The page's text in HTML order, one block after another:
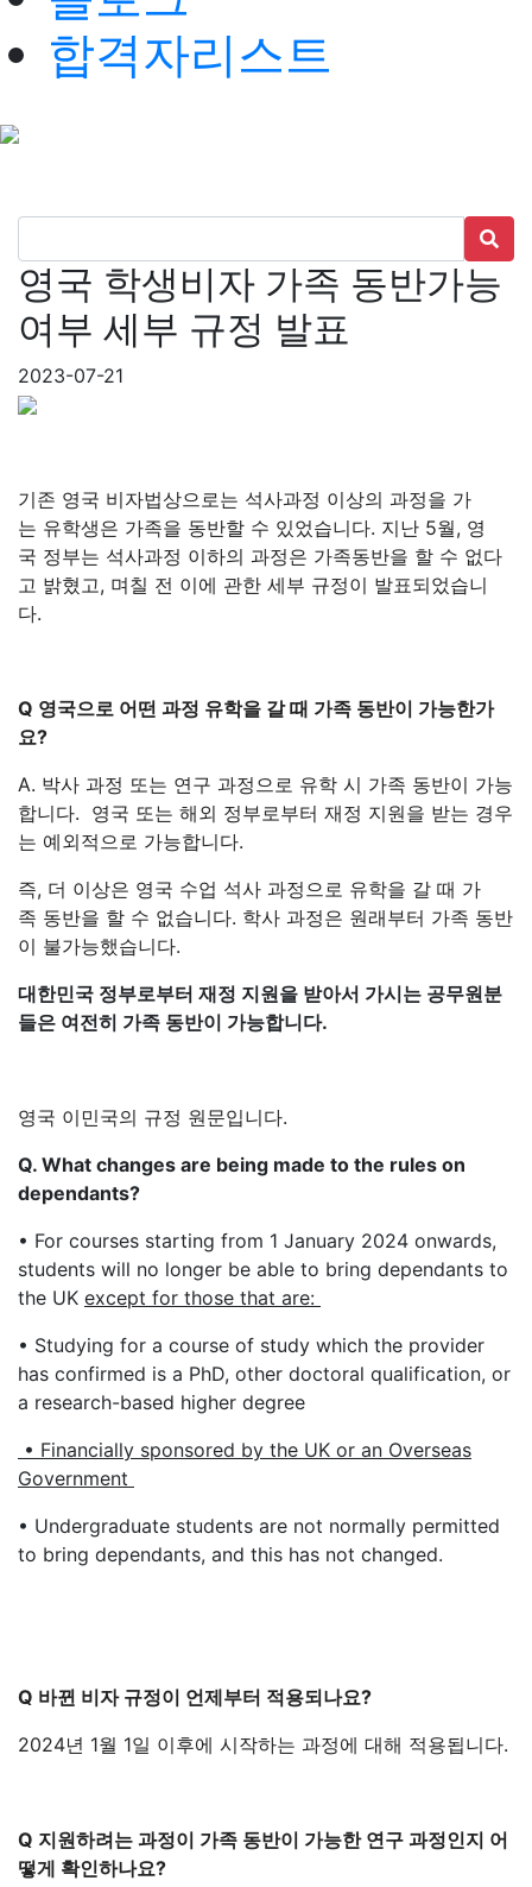
합격자리스트
영국 학생비자 가족 동반가능
여부 세부 규정 발표
2023-07-21
기존 영국 비자법상으로는 석사과정 이상의 과정을 가
는 유학생은 가족을 동반할 수 있었습니다. 지난 5월, 영
국 정부는 석사과정 이하의 과정은 가족동반을 할 수 없다
고 밝혔고, 며칠 전 이에 관한 세부 규정이 발표되었습니
다.
Q 영국으로 어떤 과정 유학을 갈 때 가족 동반이 가능한가
요?
A. 박사 과정 또는 연구 과정으로 유학 시 가족 동반이 가능
합니다. 영국 또는 해외 정부로부터 재정 지원을 받는 경우
는 예외적으로 가능합니다.
즉, 더 이상은 영국 수업 석사 과정으로 유학을 갈 때 가
족 동반을 할 수 없습니다. 학사 과정은 원래부터 가족 동반
이 불가능했습니다.
대한민국 정부로부터 재정 지원을 받아서 가시는 공무원분
들은 여전히 가족 동반이 가능합니다.
영국 이민국의 규정 원문입니다.
Q. What changes are being made to the rules on
dependants?
• For courses starting from 1 January 2024 onwards,
students will no longer be able to bring dependants to
the UK except for those that are:
• Studying for a course of study which the provider
has confirmed is a PhD, other doctoral qualification, or
a research-based higher degree
• Financially sponsored by the UK or an Overseas
Government
• Undergraduate students are not normally permitted
to bring dependants, and this has not changed.
Q 바뀐 비자 규정이 언제부터 적용되나요?
2024년 1월 1일 이후에 시작하는 과정에 대해 적용됩니다.
Q 지원하려는 과정이 가족 동반이 가능한 연구 과정인지 어
떻게 확인하나요?